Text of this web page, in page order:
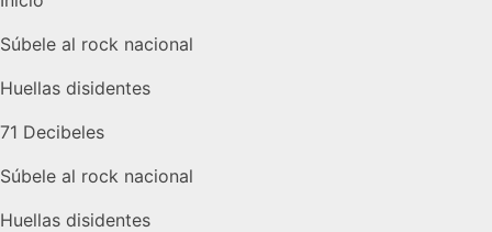
Súbele al rock nacional
Huellas disidentes
71 Decibeles
Súbele al rock nacional
Huellas disidentes